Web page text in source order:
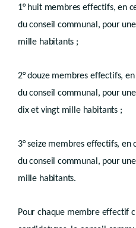
1° huit membres effectifs, en
du conseil communal, pour
mille habitants ;
2° douze membres effectifs,
du conseil communal, pour
dix et vingt mille habitants ;
3° seize membres effectifs,
du conseil communal, pour
mille habitants.
Pour chaque membre effectif